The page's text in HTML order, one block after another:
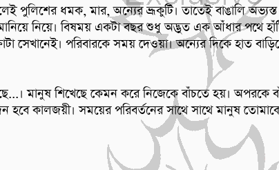
পুলিশের ধমক, মার, অন্যের ভ্রূকুটি। তাতেই বাঙালি
নিয়ে। বিষময় একটা বছর শুধু অদ্ভুত এক আঁধার পথে
সেখানেই। পরিবারকে সময় দেওয়া। অন্যের দিকে হাত
মানুষ শিখেছে কেমন করে নিজেকে বাঁচতে হয়। অপরকে
কালজয়ী। সময়ের পরিবর্তনের সাথে সাথে মানুষ